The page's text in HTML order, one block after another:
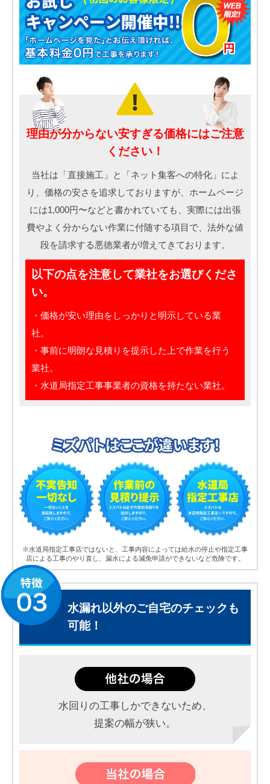
理由が分からない安すぎる価格にはご注意
ください！
当社は「直接施工」と「ネット集客への特化」によ
り、価格の安さを追求しておりますが、ホームページ
には1,000円〜などと書かれていても、実際には出張
費やよく分からない作業に付随する項目で、法外な値
段を請求する悪徳業者が増えてきております。
以下の点を注意して業社をお選びくださ
い。
・価格が安い理由をしっかりと明示している業
社。
・事前に明朗な見積りを提示した上で作業を行う
業社。
・水道局指定工事事業者の資格を持たない業社。
※水道局指定工事店ではないと、工事内容によっては給水の停止や指定工事
店による工事のやり直し、漏水による減免申請ができないなど危険です。
水漏れ以外のご自宅のチェックも
可能！
水回りの工事しかできないため、
提案の幅が狭い。